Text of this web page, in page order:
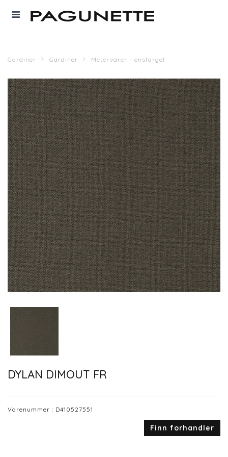
Gardiner Gardiner Metervarer - ensfarget
DYLAN DIMOUT FR
Varenummer : D410527551
Finn forhandler